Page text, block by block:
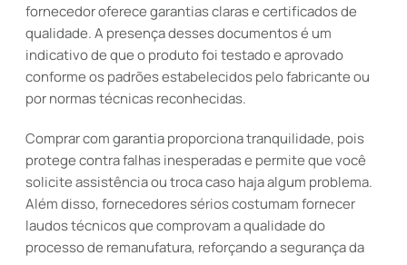
fornecedor oferece garantias claras e certificados de
qualidade. A presença desses documentos é um
indicativo de que o produto foi testado e aprovado
conforme os padrões estabelecidos pelo fabricante ou
por normas técnicas reconhecidas.
Comprar com garantia proporciona tranquilidade, pois
protege contra falhas inesperadas e permite que você
solicite assistência ou troca caso haja algum problema.
Além disso, fornecedores sérios costumam fornecer
laudos técnicos que comprovam a qualidade do
processo de remanufatura, reforçando a segurança da